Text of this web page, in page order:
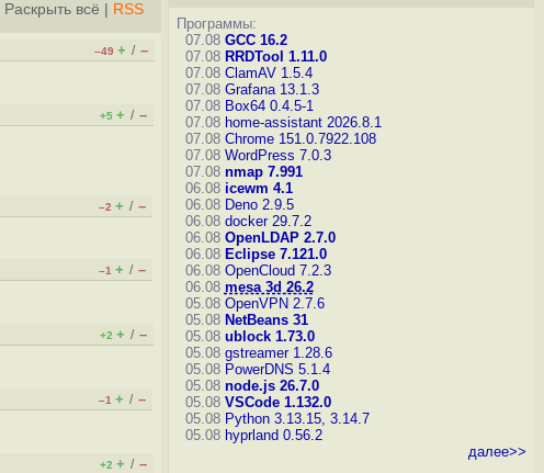
Раскрыть всё RSS
–49 + / –
+5 + / –
–2 + / –
–1 + / –
+2 + / –
–1 + / –
+2 + / –
Программы:
07.08 GCC 16.2
07.08 RRDTool 1.11.0
07.08 ClamAV 1.5.4
07.08 Grafana 13.1.3
07.08 Box64 0.4.5-1
07.08 home-assistant 2026.8.1
07.08 Chrome 151.0.7922.108
07.08 WordPress 7.0.3
07.08 nmap 7.991
06.08 icewm 4.1
06.08 Deno 2.9.5
06.08 docker 29.7.2
06.08 OpenLDAP 2.7.0
06.08 Eclipse 7.121.0
06.08 OpenCloud 7.2.3
06.08 mesa 3d 26.2
05.08 OpenVPN 2.7.6
05.08 NetBeans 31
05.08 ublock 1.73.0
05.08 gstreamer 1.28.6
05.08 PowerDNS 5.1.4
05.08 node.js 26.7.0
05.08 VSCode 1.132.0
05.08 Python 3.13.15, 3.14.7
05.08 hyprland 0.56.2
далее>>